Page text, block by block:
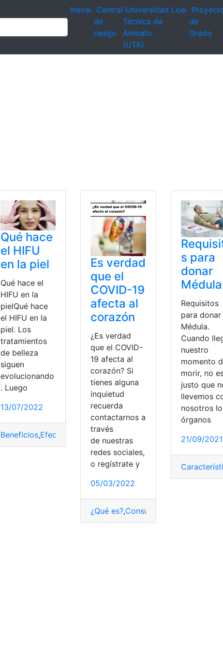
Ineval Central
de
riesgo
Universidad
Técnica de
Ambato
(UTA)
Loei
de
Grado
Medicamentos
Qué hace
el HIFU
en la piel
Qué hace el
HIFU en la
pielQué hace
el HIFU en la
piel. Los
tratamientos
de belleza
siguen
evolucionando
. Luego
13/07/2022
Beneficios,Efectos secundarios Tratamientos
Es verdad
que el
COVID-19
afecta al
corazón
¿Es verdad
que el COVID-
19 afecta al
corazón? Si
tienes alguna
inquietud
recuerda
contactarnos a
través
de nuestras
redes sociales,
o regístrate y
05/03/2022
¿Qué es?,Consultas
s para
donar
Médula
Requisitos
para donar
Médula.
Cuando
nuestro
momento
morir, no
justo que
llevemos
nosotros
órganos
21/09/2021